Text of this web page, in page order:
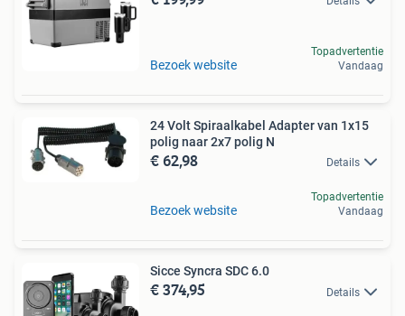
Bezoek website
Topadvertentie
Vandaag
24 Volt Spiraalkabel Adapter van 1x15
polig naar 2x7 polig N
€ 62,98 Details
Bezoek website
Topadvertentie
Vandaag
Sicce Syncra SDC 6.0
€ 374,95 Details